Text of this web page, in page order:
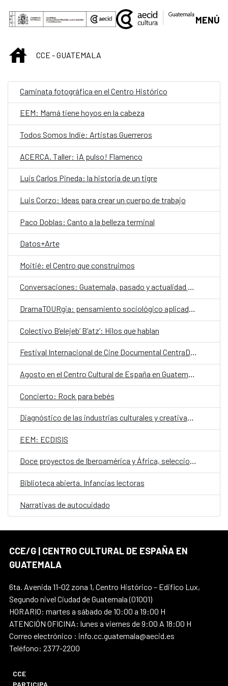
Saltar al contenido principal
MENÚ
INICIOCCE - GUATEMALA
Caminata fotográfica en el Centro Histórico
EEM: Mamá tiene hoyos en la cabeza
Todos Somos Indie: Artistas Guerreros
ACERCA. Taller: ¡A pulso! Flamenco
Luis Carlos Pineda: la historia de un tigre
Luis Corzo: Ideas para crear un cuerpo de trabajo
Paco Doblas: Canto a la belleza terminal
Datos+Arte
Moitié: el Centro que construimos
Conversaciones: Guatemala, pasado y actualidad en el valle de La Ermita
DramaTOURgia: pensamiento sociológico aplicado a la creación escénica
Colectivo B’elejeb’ B’atz’: Hilos que hablan
Festival Internacional de Cine Documental CentraDoc
Agosto en el Centro Cultural de España en Guatemala
Concierto: Rock para bebés
Diagnóstico de las industrias culturales y creativas en Guatemala
EEM: ECDISIS
Doce proyectos de Iberoamérica y África, seleccionados en la convocatoria E·CO/26: Sobre el tiempo
Biblioteca abierta. Infancias lectoras
Narrativas de autocuidado
CCE/G | CENTRO CULTURAL DE ESPAÑA EN
GUATEMALA
6ta. Avenida 11-02 zona 1, Centro Histórico – Edifico Lux,
Segundo nivel Ciudad de Guatemala (01001)
HORARIO: martes a sábado de 10:00 a 19:00 H
ATENCIÓN OFICINA: lunes a viernes de 9:00 A 18:00 H
Correo electrónico : info.cc.guatemala@aecid.es
Teléfono: 2377-2200
CCE